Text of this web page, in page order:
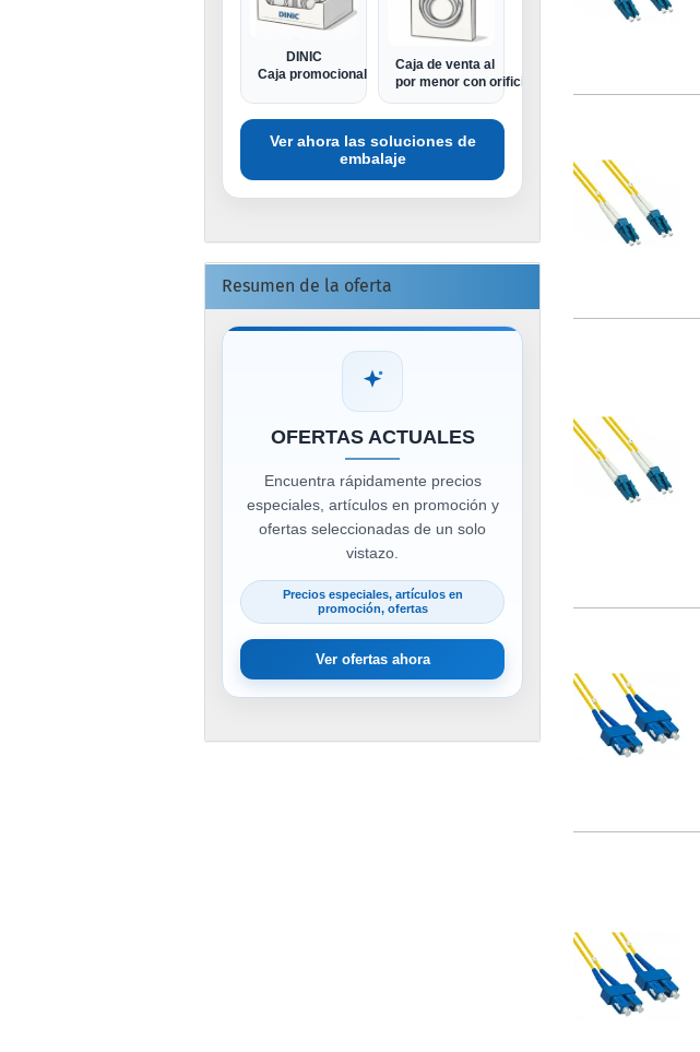
DINIC
Caja promocional
Caja de venta al
por menor con orificio Euro
Ver ahora las soluciones de
embalaje
Resumen de la oferta
OFERTAS ACTUALES
Encuentra rápidamente precios
especiales, artículos en promoción y
ofertas seleccionadas de un solo
vistazo.
Precios especiales, artículos en
promoción, ofertas
Ver ofertas ahora